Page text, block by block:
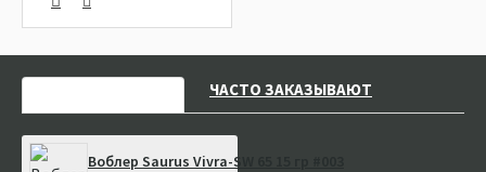
ЧАСТО ЗАКАЗЫВАЮТ
Воблер Saurus Vivra-SW 65 15 гр #003